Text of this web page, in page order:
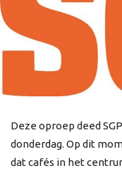
Deze oproep deed
donderdag. Op dit
dat cafés in het